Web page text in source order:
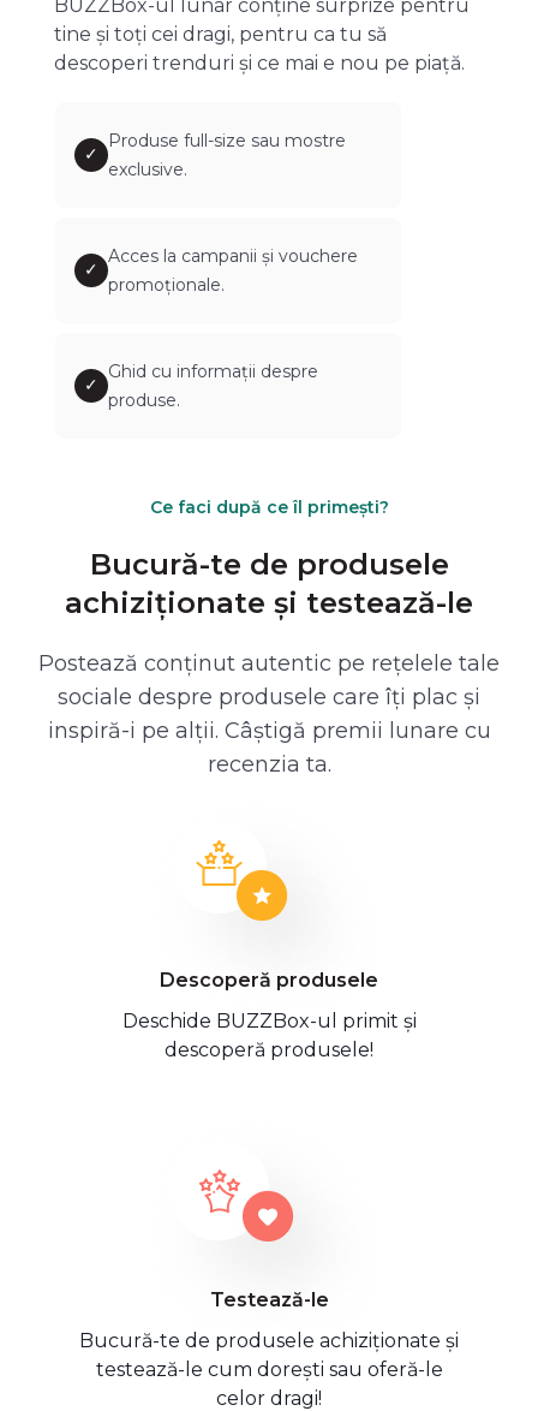
BUZZBox-ul lunar conține surprize pentru
tine și toți cei dragi, pentru ca tu să
descoperi trenduri și ce mai e nou pe piață.
✓
Produse full-size sau mostre
exclusive.
✓
Acces la campanii și vouchere
promoționale.
✓
Ghid cu informații despre
produse.
Ce faci după ce îl primești?
Bucură-te de produsele
achiziționate și testează-le
Postează conținut autentic pe rețelele tale
sociale despre produsele care îți plac și
inspiră-i pe alții. Câștigă premii lunare cu
recenzia ta.
Descoperă produsele
Deschide BUZZBox-ul primit și
descoperă produsele!
Testează-le
Bucură-te de produsele achiziționate și
testează-le cum dorești sau oferă-le
celor dragi!